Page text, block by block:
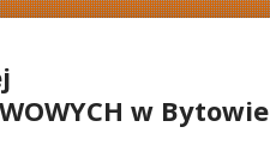
w Bytowie